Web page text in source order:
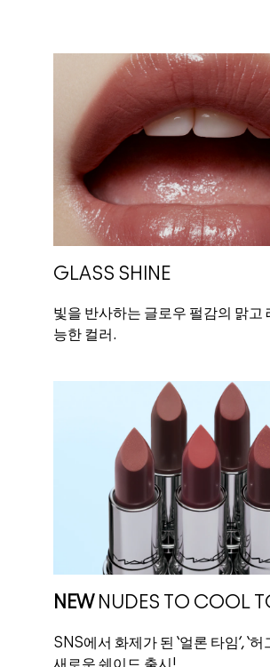
GLASS SHINE
빛을 반사하는 글로우 펄감의 맑고
능한 컬러.
NEW NUDES TO COOL
SNS에서 화제가 된 ‘얼론 타임’, ‘허
새로운 쉐이드 출시!